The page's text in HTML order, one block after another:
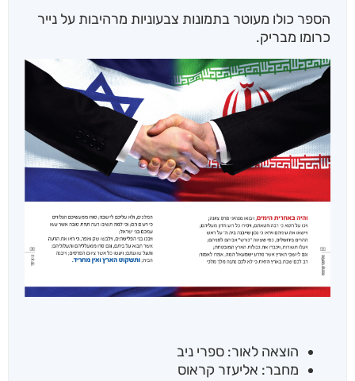
הספר כולו מעוטר בתמונות צבעוניות מרהיבות על נייר
כרומו מבריק.
הוצאה לאור: ספרי ניב
מחבר: אליעזר קראוס